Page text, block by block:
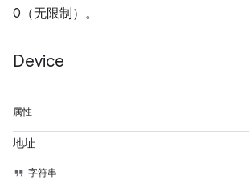
0（无限制）。
Device
属性
地址
字符串